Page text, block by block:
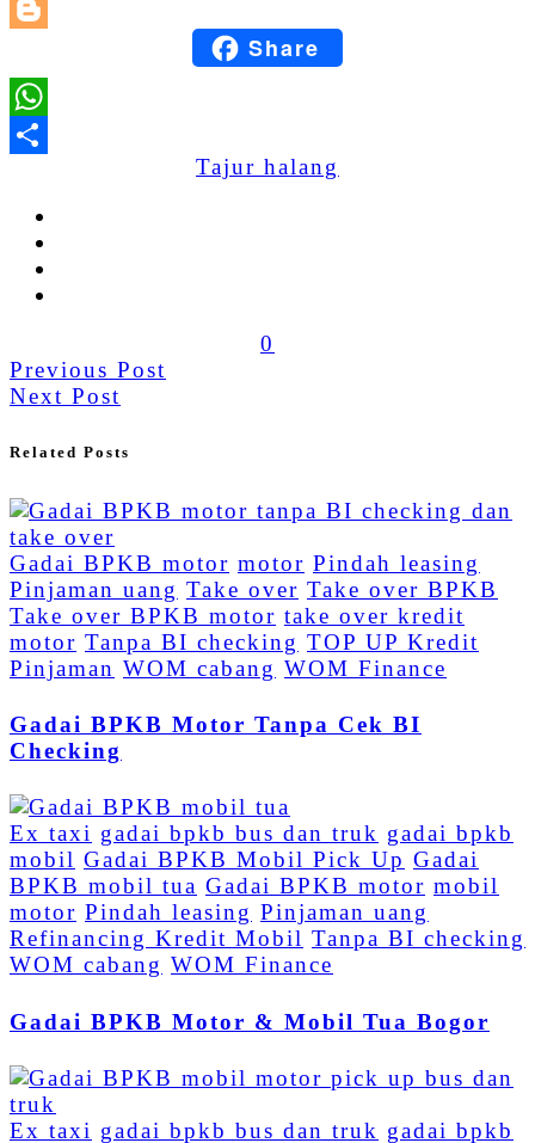
BloggerShare
Share
Tajur halang
0
Previous Post
Next Post
Related Posts
Gadai BPKB motor motor Pindah leasing
Pinjaman uang Take over Take over BPKB
Take over BPKB motor take over kredit
motor Tanpa BI checking TOP UP Kredit
Pinjaman WOM cabang WOM Finance
Gadai BPKB Motor Tanpa Cek BI
Checking
Ex taxi gadai bpkb bus dan truk gadai bpkb
mobil Gadai BPKB Mobil Pick Up Gadai
BPKB mobil tua Gadai BPKB motor mobil
motor Pindah leasing Pinjaman uang
Refinancing Kredit Mobil Tanpa BI checking
WOM cabang WOM Finance
Gadai BPKB Motor & Mobil Tua Bogor
Ex taxi gadai bpkb bus dan truk gadai bpkb